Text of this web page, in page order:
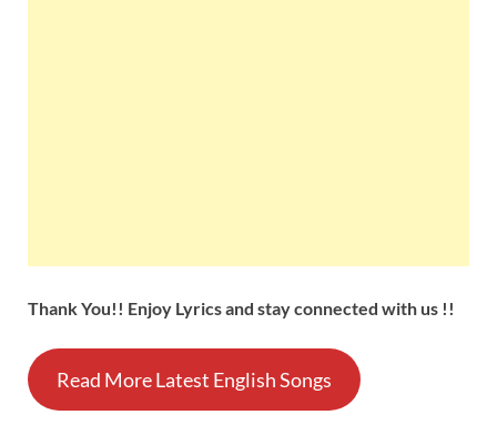
Thank You!! Enjoy Lyrics and stay connected with us !!
Read More Latest English Songs